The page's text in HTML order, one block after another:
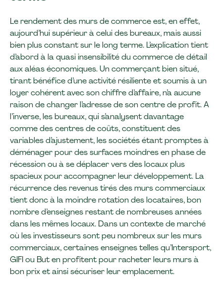
Le rendement des murs de commerce est, en effet,
aujourd’hui supérieur à celui des bureaux, mais aussi
bien plus constant sur le long terme. L’explication tient
d’abord à la quasi insensibilité du commerce de détail
aux aléas économiques. Un commerçant bien situé,
tirant bénéfice d’une activité résiliente et soumis à un
loyer cohérent avec son chiffre d’affaire, n’a aucune
raison de changer l’adresse de son centre de profit. A
l’inverse, les bureaux, qui s’analysent davantage
comme des centres de coûts, constituent des
variables d’ajustement, les sociétés étant promptes à
déménager pour des surfaces moindres en phase de
récession ou à se déplacer vers des locaux plus
spacieux pour accompagner leur développement. La
récurrence des revenus tirés des murs commerciaux
tient donc à la moindre rotation des locataires, bon
nombre d’enseignes restant de nombreuses années
dans les mêmes locaux. Dans un contexte de marché
où les investisseurs sont peu nombreux sur les murs
commerciaux, certaines enseignes telles qu’Intersport,
GIFI ou But en profitent pour racheter leurs murs à
bon prix et ainsi sécuriser leur emplacement.